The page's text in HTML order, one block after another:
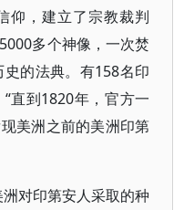
仰，建立了宗教裁判
多个神像，一次焚
的法典。有158名印
直到1820年，官方一
美洲之前的美洲印第
对印第安人采取的种